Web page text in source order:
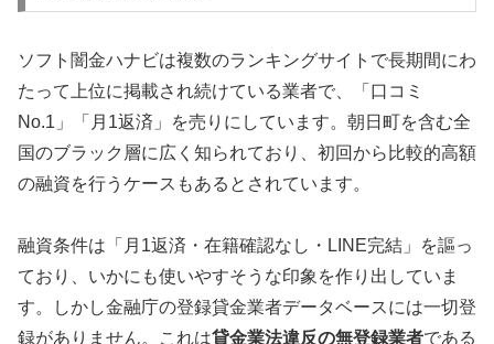
ソフト闇金ハナビは複数のランキングサイトで長期間にわ
たって上位に掲載され続けている業者で、「口コミ
No.1」「月1返済」を売りにしています。朝日町を含む全
国のブラック層に広く知られており、初回から比較的高額
の融資を行うケースもあるとされています。
融資条件は「月1返済・在籍確認なし・LINE完結」を謳っ
ており、いかにも使いやすそうな印象を作り出していま
す。しかし金融庁の登録貸金業者データベースには一切登
録がありません。これは貸金業法違反の無登録業者である